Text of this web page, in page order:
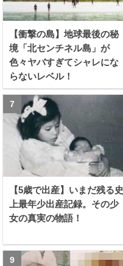
【衝撃の島】地球最後の秘
境「北センチネル島」が
色々ヤバすぎてシャレにな
らないレベル！
【5歳で出産】いまだ残る史
上最年少出産記録。その少
女の真実の物語！